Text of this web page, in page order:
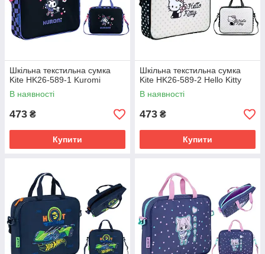
Шкільна текстильна сумка
Kite HK26-589-1 Kuromi
В наявності
473 ₴
Купити
Шкільна текстильна сумка
Kite HK26-589-2 Hello Kitty
В наявності
473 ₴
Купити